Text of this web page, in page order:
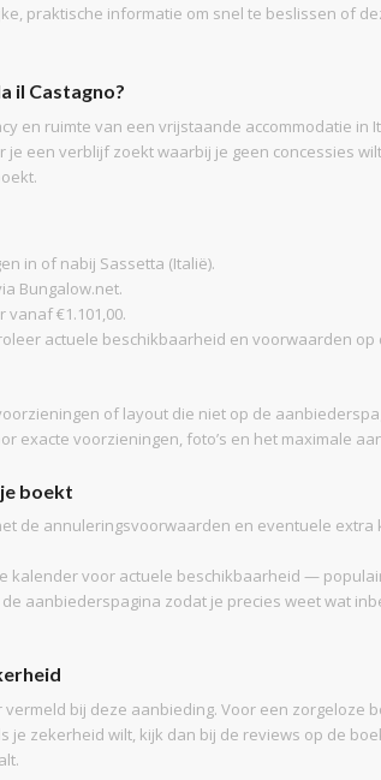
praktische informatie om snel te beslissen of
il Castagno?
en ruimte van een vrijstaande accommodatie in
je een verblijf zoekt waarbij je geen concessies
in of nabij Sassetta (Italië).
Bungalow.net.
€1.101,00.
actuele beschikbaarheid en voorwaarden op
of layout die niet op de
exacte voorzieningen, foto’s en het maximale
boekt
de annuleringsvoorwaarden en eventuele
kalender voor actuele beschikbaarheid —
aanbiederspagina zodat je precies weet wat
bij deze aanbieding. Voor een zorgeloze
je zekerheid wilt, kijk dan bij de reviews op de